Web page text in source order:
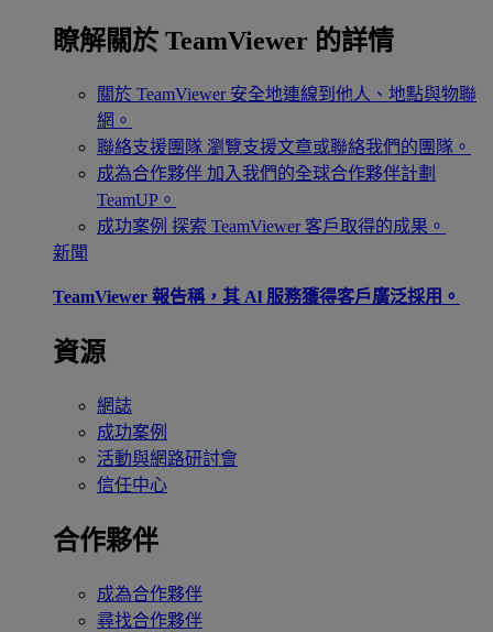
瞭解關於 TeamViewer 的詳情
關於 TeamViewer 安全地連線到他人、地點與物聯
網。
聯絡支援團隊 瀏覽支援文章或聯絡我們的團隊。
成為合作夥伴 加入我們的全球合作夥伴計劃
TeamUP。
成功案例 探索 TeamViewer 客戶取得的成果。
新聞
TeamViewer 報告稱，其 Al 服務獲得客戶廣泛採用。
資源
網誌
成功案例
活動與網路研討會
信任中心
合作夥伴
成為合作夥伴
尋找合作夥伴